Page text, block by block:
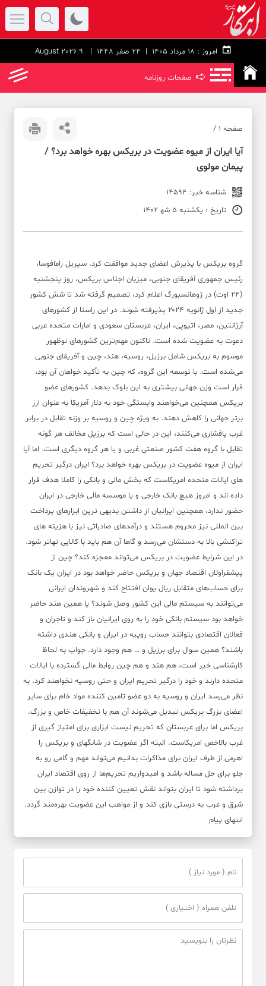
امروز : 24 صفر 1448 | 9 August 2026
➪ صفحات روزنامه
صفحه ۱ /
پیمان مولوی
شناسه خبر: 14594
تاریخ : یکشنبه 5 شه‍ 1402
گروه بریکس با پذیرش اعضای جدید موافقت کرد. سیریل رامافوسا،
رئیس‌ جمهوری آفریقای جنوبی، میزبان اجلاس بریکس، روز پنجشنبه
(۲۴ اوت) در ژوهانسبورگ اعلام کرد، تصمیم گرفته شد تا شش کشور
جدید از اول ژانویه ۲۰۲۴ پذیرفته شوند. در این راستا از کشورهای
آرژانتین، مصر، اتیوپی، ایران، عربستان سعودی و امارات متحده عربی
دعوت به عضویت شده است. تاکنون مهم‌ترین کشورهای نوظهور
موسوم به بریکس شامل برزیل، روسیه، هند، چین و آفریقای جنوبی
می‌شده است. با توسعه این گروه، که چین به تأکید خواهان آن بود،
قرار است وزن جهانی بیشتری به این بلوک بدهد. کشورهای عضو
بریکس همچنین می‌خواهند وابستگی خود به دلار آمریکا به عنوان ارز
برتر جهانی را کاهش دهند. به ویژه چین و روسیه بر وزنه تقابل در برابر
غرب پافشاری می‌کنند، این در حالی است که برزیل مخالف هر گونه
تقابل با گروه هفت کشور صنعتی غربی و یا هر گروه دیگری است. اما آیا
ایران از میوه عضویت در بریکس بهره خواهد برد؟ ایران درگیر تحریم
های ایالات متحده امریکاست که بخش مالی و بانکی را کاملا هدف قرار
داده اند و امروز هیچ بانک خارجی و یا موسسه مالی خارجی در ایران
حضور ندارد، همچنین ایرانیان از داشتن بدیهی ترین ابزارهای پرداخت
بین المللی نیز محروم هستند و درآمدهای صادراتی نیز با هزینه های
تراکنشی بالا به دستشان می‌رسد و گاها آن هم باید با کالایی تهاتر شود.
در این شرایط عضویت در بریکس می‌تواند معجزه کند؟ چین از
پیشقراولان اقتصاد جهان و بریکس حاضر خواهد بود در ایران یک بانک
برای حساب‌های متقابل ریال یوان افتتاح کند و شهروندان ایرانی
می‌توانند به سیستم مالی این کشور وصل شوند؟ یا همین هند حاضر
خواهد بود سیستم بانکی خود را به روی ایرانیان باز کند و تاجران و
فعالان اقتصادی بتوانند حساب روپیه در ایران و بانکی هندی داشته
باشند؟ همین سوال برای برزیل و … هم وجود دارد. جواب به لحاظ
کارشناسی خیر است، هم هند و هم چین روابط مالی گسترده با ایالات
متحده دارند و خود را درگیر تحریم ایران و حتی روسیه نخواهند کرد. به
نظر می‌رسد ایران و روسیه به دو عضو تامین کننده مواد خام برای سایر
اعضای بزرگ بریکس تبدیل می‌شوند آن هم با تخفیفات خاص و بزرگ.
بریکس اما برای عربستان که تحریم نیست ابزاری برای امتیاز گیری از
غرب بالاخص امریکاست. البته اگر عضویت در شانگهای و بریکس را
اهرمی از طرف ایران برای مذاکرات بدانیم می‌تواند مهم و گامی رو به
جلو برای حل مساله باشد و امیدواریم تحریم‌ها از روی اقتصاد ایران
برداشته شود تا ایران بتواند نقش تعیین کننده خود را در توازن بین
شرق و غرب به درستی بازی کند و از مواهب این عضویت بهره‌مند گردد.
انتهای پیام